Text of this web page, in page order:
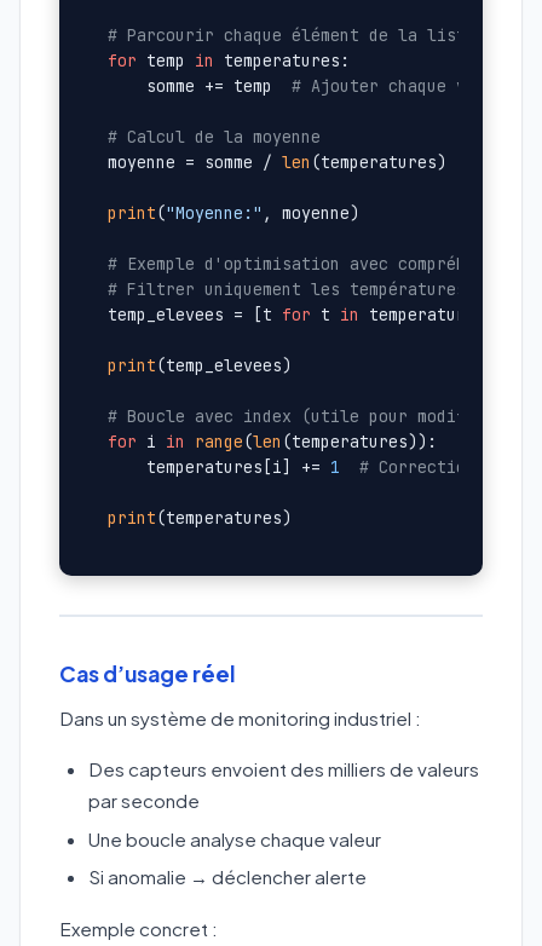
# Parcourir chaque élément de la liste
for temp in
temperatures:
    somme += temp
# Ajouter chaque valeur à
# Calcul de la moyenne
moyenne = somme / len (temperatures)
print("Moyenne:" , moyenne)
# Exemple d'optimisation avec
# Filtrer uniquement les températures élevées
temp_elevees = [t for t in temperatures
print(temp_elevees)
# Boucle avec index (utile pour modification)
for i in range(len (temperatures)):
    temperatures[i] +=
1 # Correction
print
Cas d’usage réel
Dans un système de monitoring industriel :
Des capteurs envoient des milliers de valeurs
par seconde
Une boucle analyse chaque valeur
Si anomalie → déclencher alerte
Exemple concret :